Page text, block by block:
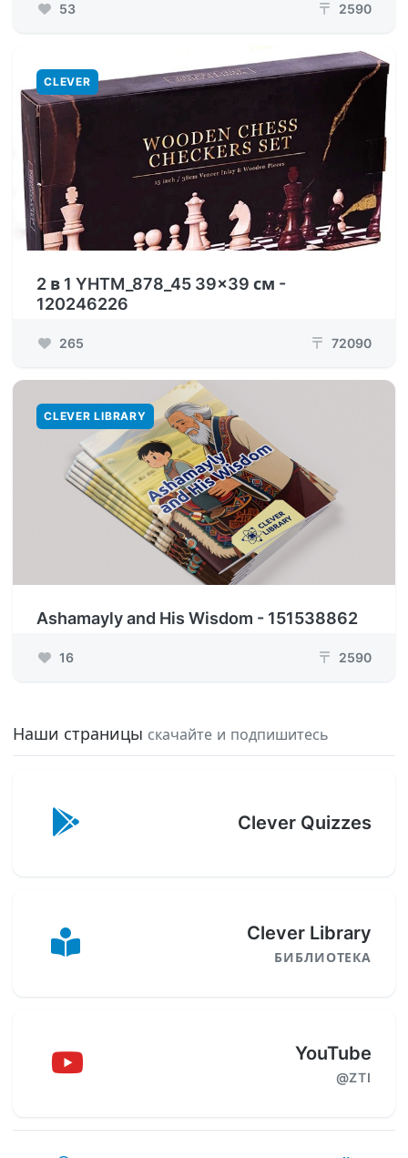
53 ₸ 2590
CLEVER
2 в 1 YHTM_878_45 39x39 см -
120246226
265 ₸ 72090
CLEVER LIBRARY
Ashamayly and His Wisdom - 151538862
16 ₸ 2590
Наши страницы скачайте и подпишитесь
Clever Quizzes
Clever Library
БИБЛИОТЕКА
YouTube
@ZTI